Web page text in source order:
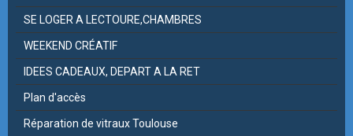
SE LOGER A LECTOURE,CHAMBRES
WEEKEND CRÉATIF
IDEES CADEAUX, DEPART A LA RET
Plan d'accès
Réparation de vitraux Toulouse